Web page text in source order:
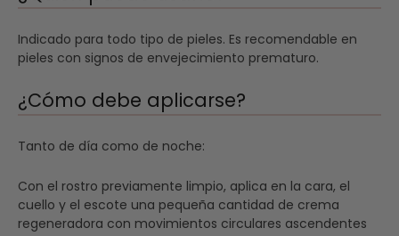
Indicado para todo tipo de pieles. Es recomendable en
pieles con signos de envejecimiento prematuro.
¿Cómo debe aplicarse?
Tanto de día como de noche:
Con el rostro previamente limpio, aplica en la cara, el
cuello y el escote una pequeña cantidad de crema
regeneradora con movimientos circulares ascendentes